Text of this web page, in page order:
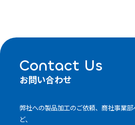
Contact Us
お問い合わせ
弊社への製品加工のご依頼、商社事業
ど、